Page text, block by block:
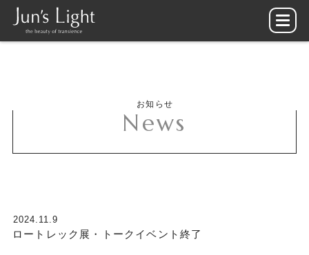
お知らせ
News
2024.11.9
ロートレック展・トークイベント終了